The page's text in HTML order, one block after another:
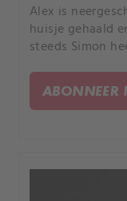
Alex is
huisje gehaald
steeds Simon
ABONNEER